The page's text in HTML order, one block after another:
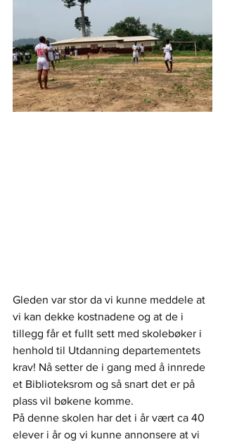
Gleden var stor da vi kunne meddele at
vi kan dekke kostnadene og at de i
tillegg får et fullt sett med skolebøker i
henhold til Utdanning departementets
krav! Nå setter de i gang med å innrede
et Biblioteksrom og så snart det er på
plass vil bøkene komme.
På denne skolen har det i år vært ca 40
elever i år og vi kunne annonsere at vi